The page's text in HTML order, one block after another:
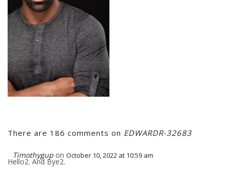
There are 186 comments on EDWARDR-32683
Timothygup on October 10, 2022 at 10:59 am
Hello2. And Bye2.